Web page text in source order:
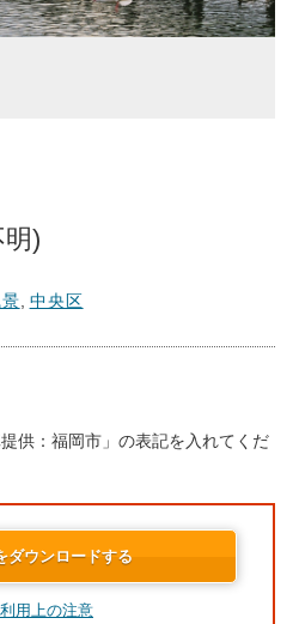
)
中央区
供：福岡市」の表記を入れてくだ
ダウンロードする
用上の注意